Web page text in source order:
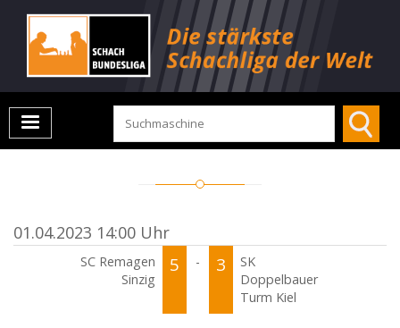
01.04.2023 14:00 Uhr
SC Remagen
Sinzig
5 - 3
SK
Doppelbauer
Turm Kiel